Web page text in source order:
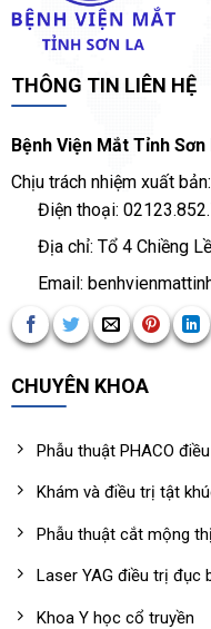
THÔNG TIN LIÊN HỆ
Bệnh Viện Mắt Tỉnh Sơn
Chịu trách nhiệm xuất
Điện thoại:
Địa chỉ: Tổ 4 Chiềng
Email:
CHUYÊN KHOA
Phẫu thuật PHACO
Khám và điều trị tật
Phẫu thuật cắt mộng
Laser YAG điều trị đục
Khoa Y học cổ truyền